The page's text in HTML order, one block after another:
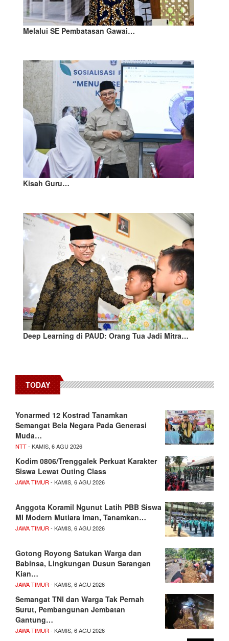
Melalui SE Pembatasan Gawai…
Kisah Guru…
Deep Learning di PAUD: Orang Tua Jadi Mitra…
TODAY
Yonarmed 12 Kostrad Tanamkan
Semangat Bela Negara Pada Generasi
Muda…
NTT- KAMIS, 6 AGU 2026
Kodim 0806/Trenggalek Perkuat Karakter
Siswa Lewat Outing Class
JAWA TIMUR- KAMIS, 6 AGU 2026
Anggota Koramil Ngunut Latih PBB Siswa
MI Modern Mutiara Iman, Tanamkan…
JAWA TIMUR- KAMIS, 6 AGU 2026
Gotong Royong Satukan Warga dan
Babinsa, Lingkungan Dusun Sarangan
Kian…
JAWA TIMUR- KAMIS, 6 AGU 2026
Semangat TNI dan Warga Tak Pernah
Surut, Pembangunan Jembatan
Gantung…
JAWA TIMUR- KAMIS, 6 AGU 2026